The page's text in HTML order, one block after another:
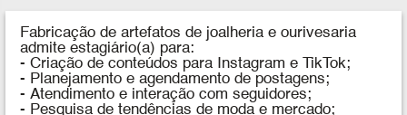
Fabricação de artefatos de joalheria e ourivesaria
admite estagiário(a) para:
- Criação de conteúdos para Instagram e TikTok;
- Planejamento e agendamento de postagens;
- Atendimento e interação com seguidores;
- Pesquisa de tendências de moda e mercado;